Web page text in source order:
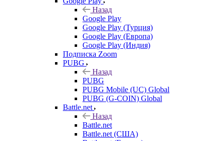
Назад
Google Play
Google Play (Турция)
Google Play (Европа)
Google Play (Индия)
Подписка Zoom
PUBG
Назад
PUBG
PUBG Mobile (UC) Global
PUBG (G-COIN) Global
Battle.net
Назад
Battle.net
Battle.net (США)